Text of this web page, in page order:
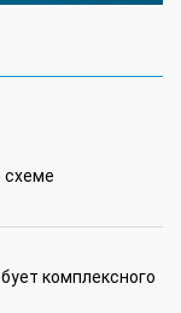
схеме
комплексного